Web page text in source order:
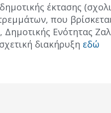
έκτασης
που
Δημοτικής Ενότητας
διακήρυξη εδώ